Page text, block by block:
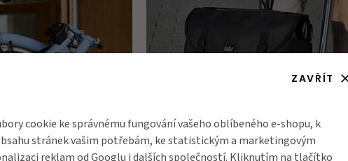
ZAVŘÍT
cookie ke správnému fungování vašeho oblíbeného e-shopu, k
stránek vašim potřebám, ke statistickým a marketingovým
reklam odGooglu i dalších společností. Kliknutím na tlačítko